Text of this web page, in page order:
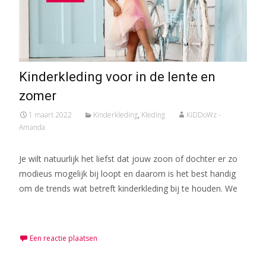
Kinderkleding voor in de lente en
zomer
1 maart 2022 Kinderkleding, Kleding
KiDDoWz -
Amanda
Je wilt natuurlijk het liefst dat jouw zoon of dochter er zo
modieus mogelijk bij loopt en daarom is het best handig
om de trends wat betreft kinderkleding bij te houden. We
Een reactie plaatsen